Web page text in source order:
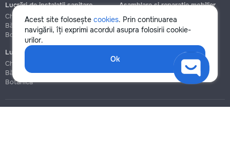
Acest site folosește cookies. Prin continuarea
navigării, îți exprimi acordul asupra folosirii cookie-
urilor.
Ok
Lucrări de instalații sanitare
Chișinău
Bălți
Botanica
Asamblare și reparație mobilier
Chișinău
Botanica
Lucrări de construcție și instalare
Chișinău
Bălți
Botanica